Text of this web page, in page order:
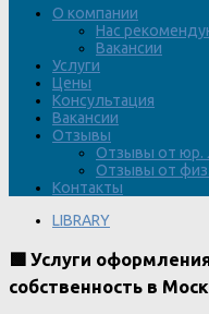
О компании
Нас
Вакансии
Услуги
Цены
Консультация
Вакансии
Отзывы
Отзывы от юр.
Отзывы от
Контакты
LIBRARY
🟩 Услуги
собственность в